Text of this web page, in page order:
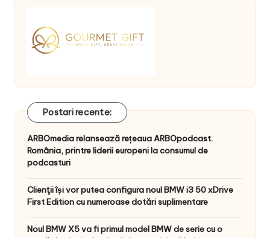
Postari recente:
ARBOmedia relansează rețeaua ARBOpodcast.
România, printre liderii europeni la consumul de
podcasturi
Clienţii își vor putea configura noul BMW i3 50 xDrive
First Edition cu numeroase dotări suplimentare
Noul BMW X5 va fi primul model BMW de serie cu o